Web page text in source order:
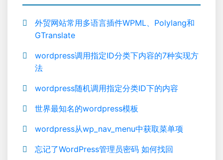
外贸网站常用多语言插件WPML、Polylang和
GTranslate
wordpress调用指定ID分类下内容的7种实现方
法
wordpress随机调用指定分类ID下的内容
世界最知名的wordpress模板
wordpress从wp_nav_menu中获取菜单项
忘记了WordPress管理员密码 如何找回